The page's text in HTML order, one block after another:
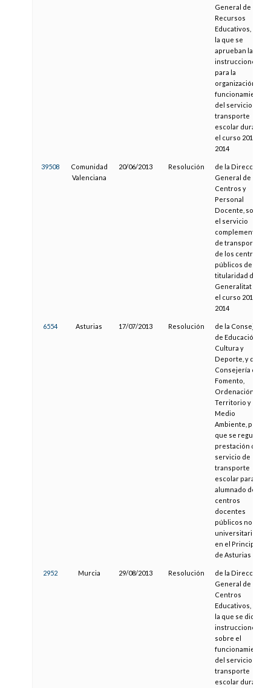
General de
Recursos
Educativos, por
la que se
aprueban las
instrucciones
para la
organización y
funcionamiento
del servicio de
transporte
escolar durante
el curso 2013-
2014
39508
Comunidad
Valenciana
20/06/2013 Resolución
de la Dirección
General de
Centros y
Personal
Docente, sobre
el servicio
complementario
de transporte
de los centros
públicos de
titularidad de la
Generalitat para
el curso 2013-
2014
6554 Asturias 17/07/2013 Resolución
de la Consejería
de Educación,
Cultura y
Deporte, y de la
Consejería de
Fomento,
Ordenación del
Territorio y
Medio
Ambiente, por la
que se regula la
prestación del
servicio de
transporte
escolar para el
alumnado de
centros
docentes
públicos no
universitarios
en el Principado
de Asturias
2952 Murcia 29/08/2013 Resolución
de la Dirección
General de
Centros
Educativos, por
la que se dictan
instrucciones
sobre el
funcionamiento
del servicio de
transporte
escolar durante